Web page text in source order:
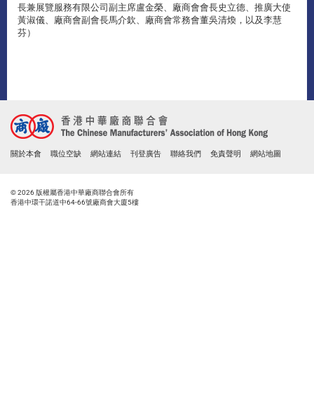
長兼展覽服務有限公司副主席盧金榮、廠商會會長史立德、推廣大使
黃淑儀、廠商會副會長馬介欽、廠商會常務會董吳清煥，以及李慧
芬）
關於本會 職位空缺 網站連結 刊登廣告 聯絡我們 免責聲明 網站地圖
© 2026 版權屬香港中華廠商聯合會所有
香港中環干諾道中64-66號廠商會大廈5樓